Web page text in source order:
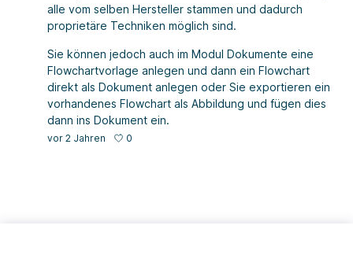
alle vom selben Hersteller stammen und dadurch
proprietäre Techniken möglich sind.
Sie können jedoch auch im Modul Dokumente eine
Flowchartvorlage anlegen und dann ein Flowchart
direkt als Dokument anlegen oder Sie exportieren ein
vorhandenes Flowchart als Abbildung und fügen dies
dann ins Dokument ein.
vor 2 Jahren 0